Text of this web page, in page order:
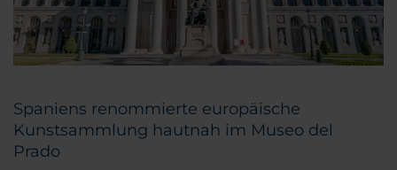
Spaniens renommierte europäische
Kunstsammlung hautnah im Museo del
Prado